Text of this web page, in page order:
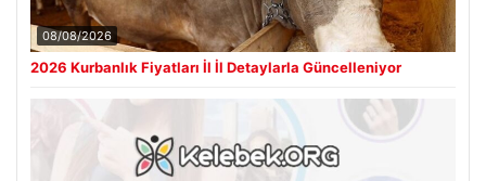
08/08/2026
2026 Kurbanlık Fiyatları İl İl Detaylarla Güncelleniyor